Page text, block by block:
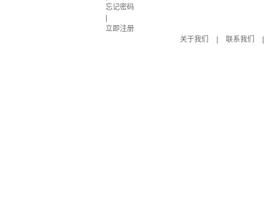
忘记密码
立即注册
关于我们
联系我们